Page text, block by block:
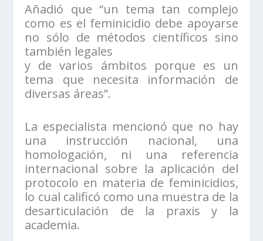
Añadió que “un tema tan complejo
como es el feminicidio debe apoyarse
no sólo de métodos científicos sino
también legales
y de varios ámbitos porque es un
tema que necesita información de
diversas áreas”.
La especialista mencionó que no hay
una instrucción nacional, una
homologación, ni una referencia
internacional sobre la aplicación del
protocolo en materia de feminicidios,
lo cual calificó como una muestra de la
desarticulación de la praxis y la
academia.